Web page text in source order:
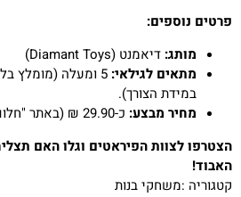
פרטים נוספים:
מותג: דיאמנט (Diamant Toys)
מתאים לגילאי:
5 ומעלה (מומלץ
במידת הצורך).
מחיר מבצע: כ-29.90 ₪ (באתר "חלום של צעצוע").
הצטרפו לצוות הפיראטים וגלו האם
האבוד!
קטגוריה :משחקי בנות